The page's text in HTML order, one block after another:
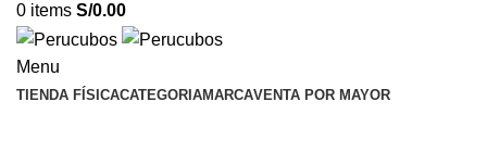
0 items S/0.00
Menu
TIENDA FÍSICACATEGORIAMARCAVENTA POR MAYOR